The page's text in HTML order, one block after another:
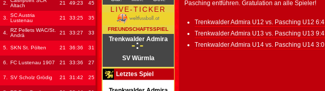
Pasching entführen. Gratulation an alle Spieler!
Trenkwalder Admira U12 vs. Pasching U12 6:4
Trenkwalder Admira U13 vs. Pasching U13 9:4
Trenkwalder Admira U14 vs. Pasching U14 3:0
2.
Altach
21 49:23 45
3.
SC Austria
Lustenau
21 33:25 35
4.
RZ Pellets WAC/St.
Andrä
21 33:27 33
5. SKN St. Pölten 21 36:36 31
6. FC Lustenau 1907 21 33:36 27
7. SV Scholz Grödig 21 31:42 25
LIVE-TICKER
FREUNDSCHAFTSSPIEL
Trenkwalder Admira
-:-
SV Würmla
Letztes Spiel